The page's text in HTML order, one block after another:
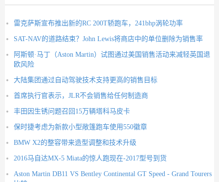
雷克萨斯宣布推出新的RC 200T轿跑车，241bhp涡轮功率
SAT-NAV的道路结束？John Lewis将商店中的单位删除为销售率
阿斯顿·马丁（Aston Martin）试图通过美国销售活动来减轻英国退
欧风险
大陆集团通过自动驾驶技术支持更高的销售目标
首席执行官表示，JLR不会销售给任何制造商
丰田因生锈问题召回15万辆塔科马皮卡
保时捷考虑为新款小型敞篷跑车使用550徽章
BMW X2的整容带来造型调整和技术升级
2016马自达MX-5 Miata的惊人跑现在-2017型号到货
Aston Martin DB11 VS Bentley Continental GT Speed - Grand Tourers